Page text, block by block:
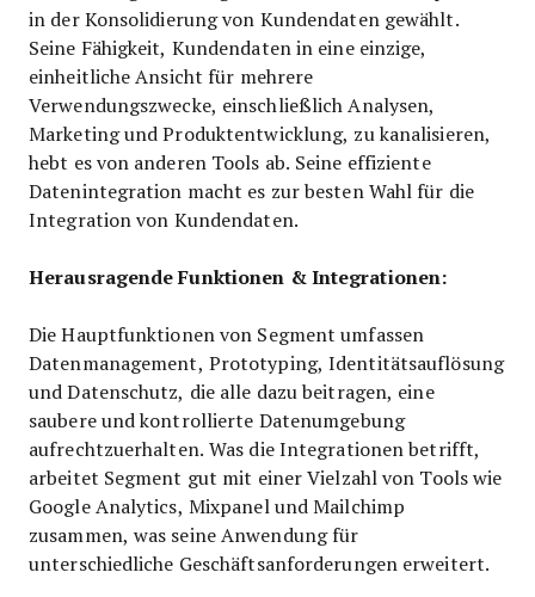
in der Konsolidierung von Kundendaten gewählt.
Seine Fähigkeit, Kundendaten in eine einzige,
einheitliche Ansicht für mehrere
Verwendungszwecke, einschließlich Analysen,
Marketing und Produktentwicklung, zu kanalisieren,
hebt es von anderen Tools ab. Seine effiziente
Datenintegration macht es zur besten Wahl für die
Integration von Kundendaten.
Herausragende Funktionen & Integrationen:
Die Hauptfunktionen von Segment umfassen
Datenmanagement, Prototyping, Identitätsauflösung
und Datenschutz, die alle dazu beitragen, eine
saubere und kontrollierte Datenumgebung
aufrechtzuerhalten. Was die Integrationen betrifft,
arbeitet Segment gut mit einer Vielzahl von Tools wie
Google Analytics, Mixpanel und Mailchimp
zusammen, was seine Anwendung für
unterschiedliche Geschäftsanforderungen erweitert.